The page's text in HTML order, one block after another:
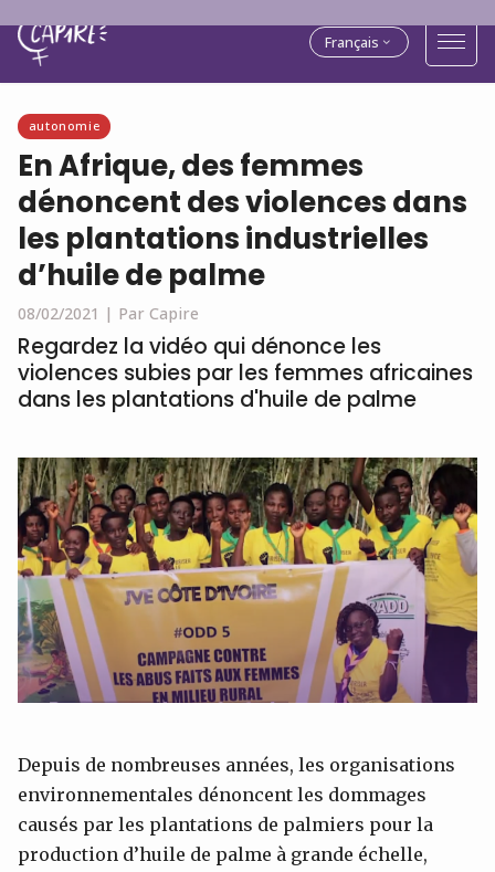
Français
autonomie
En Afrique, des femmes
dénoncent des violences dans
les plantations industrielles
d’huile de palme
08/02/2021 | Par Capire
Regardez la vidéo qui dénonce les
violences subies par les femmes africaines
dans les plantations d'huile de palme
Depuis de nombreuses années, les organisations
environnementales dénoncent les dommages
causés par les plantations de palmiers pour la
production d’huile de palme à grande échelle,